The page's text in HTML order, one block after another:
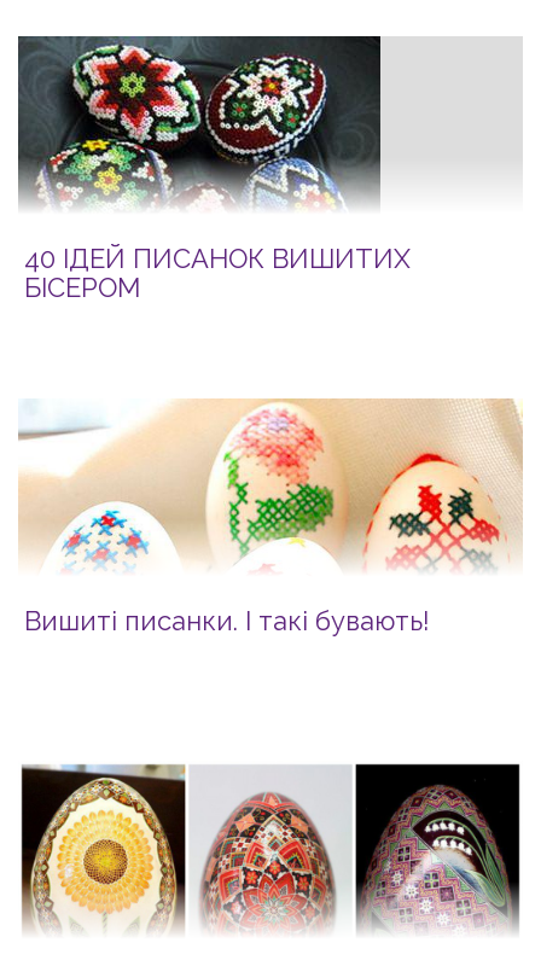
40 ІДЕЙ ПИСАНОК ВИШИТИХ
БІСЕРОМ
Вишиті писанки. І такі бувають!